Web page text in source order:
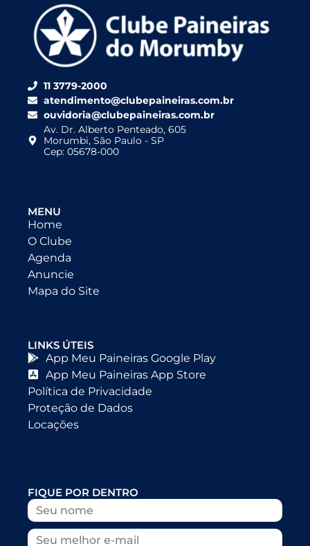
11 3779-2000
atendimento@clubepaineiras.com.br
ouvidoria@clubepaineiras.com.br
Av. Dr. Alberto Penteado, 605
Morumbi, São Paulo - SP
Cep: 05678-000
MENU
Home
O Clube
Agenda
Anuncie
Mapa do Site
LINKS ÚTEIS
App Meu Paineiras Google Play
App Meu Paineiras App Store
Política de Privacidade
Proteção de Dados
Locações
FIQUE POR DENTRO